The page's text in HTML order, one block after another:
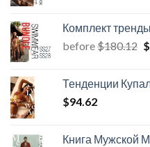
Комплект
before$180.12 $
Тенденции
$94.62
Книга Мужской